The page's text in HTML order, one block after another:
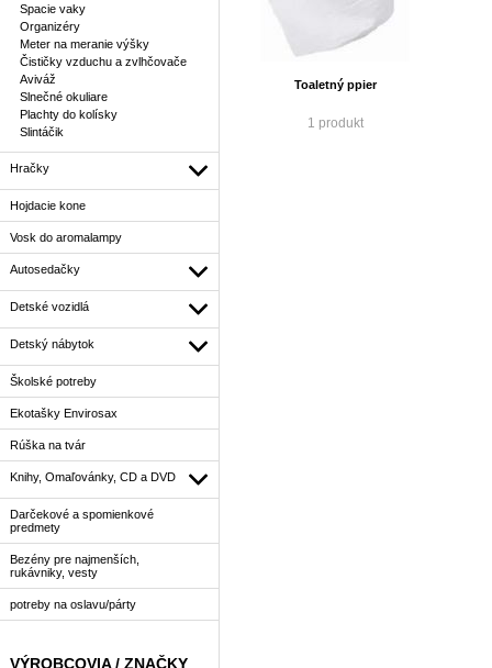
Spacie vaky
Organizéry
Meter na meranie výšky
Čističky vzduchu a zvlhčovače
Aviváž
Slnečné okuliare
Plachty do kolísky
Slintáčik
Hračky
Hojdacie kone
Vosk do aromalampy
Autosedačky
Detské vozidlá
Detský nábytok
Školské potreby
Ekotašky Envirosax
Rúška na tvár
Knihy, Omaľovánky, CD a DVD
Darčekové a spomienkové
predmety
Bezény pre najmenších,
rukávniky, vesty
potreby na oslavu/párty
VÝROBCOVIA / ZNAČKY
Toaletný ppier
1 produkt